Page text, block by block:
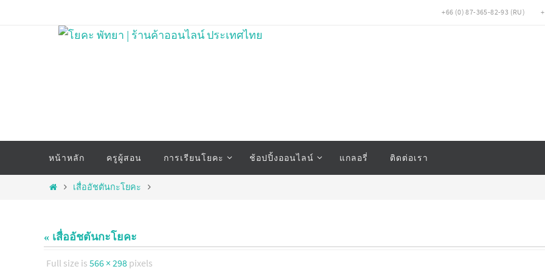
+66 (0) 87-365-82-93 (RU)
content
หน้าหลัก ครูผู้สอน การเรียนโยคะ ช้อปปิ้งออนไลน์ แกลอรี่ ติดต่อเรา
Homeเสื่ออัชตันกะโยคะ
« เสื่ออัชตันกะโยคะ
Full size is 566 × 298 pixels